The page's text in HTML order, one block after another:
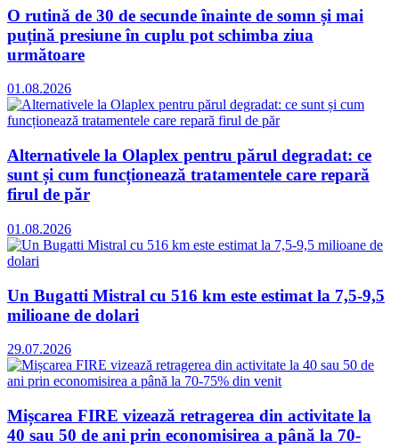
O rutină de 30 de secunde înainte de somn și mai
puțină presiune în cuplu pot schimba ziua
următoare
01.08.2026
Alternativele la Olaplex pentru părul degradat: ce
sunt și cum funcționează tratamentele care repară
firul de păr
01.08.2026
Un Bugatti Mistral cu 516 km este estimat la 7,5-9,5
milioane de dolari
29.07.2026
Mișcarea FIRE vizează retragerea din activitate la
40 sau 50 de ani prin economisirea a până la 70-